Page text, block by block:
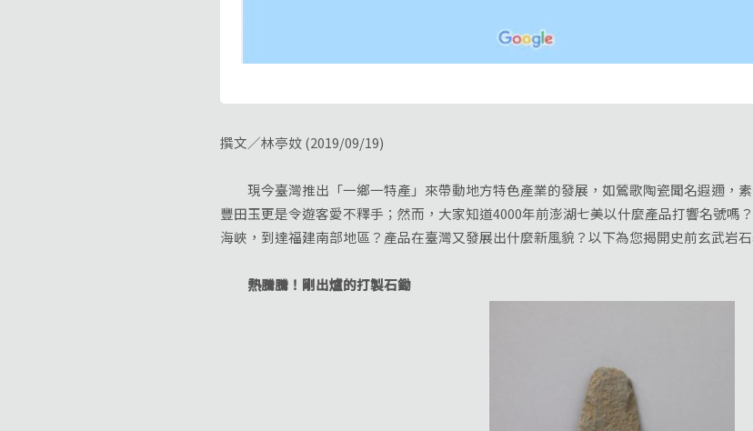
撰文／林亭妏 (2019/09/19)
現今臺灣推出「一鄉一特產」來帶動地方特色產業的發展，如鶯歌陶瓷聞名遐邇，
豐田玉更是令遊客愛不釋手；然而，大家知道4000年前澎湖七美以什麼產品打響名號嗎
海峽，到達福建南部地區？產品在臺灣又發展出什麼新風貌？以下為您揭開史前玄武岩
熱騰騰！剛出爐的打製石鋤